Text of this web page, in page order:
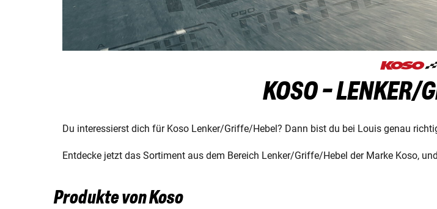
KOSO - LENKER/
Du interessierst dich für Koso Lenker/Griffe/Hebel? Dann bist du bei Louis genau
Entdecke jetzt das Sortiment aus dem Bereich Lenker/Griffe/Hebel der Marke Koso,
Produkte von Koso